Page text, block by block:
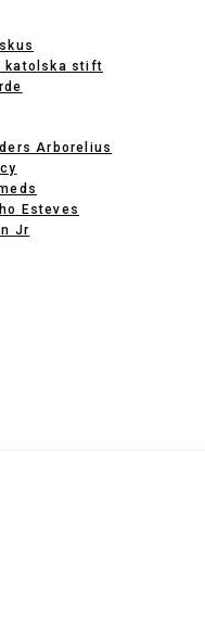
katolska stift
Arborelius
Esteves
Jr